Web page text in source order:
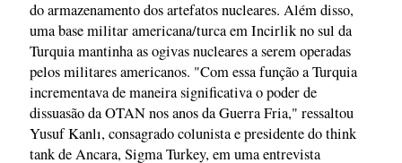
do armazenamento dos artefatos nucleares. Além disso,
uma base militar americana/turca em Incirlik no sul da
Turquia mantinha as ogivas nucleares a serem operadas
pelos militares americanos. "Com essa função a Turquia
incrementava de maneira significativa o poder de
dissuasão da OTAN nos anos da Guerra Fria," ressaltou
Yusuf Kanlı, consagrado colunista e presidente do think
tank de Ancara, Sigma Turkey, em uma entrevista